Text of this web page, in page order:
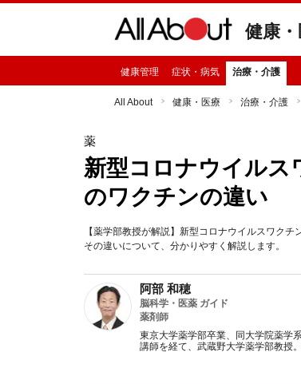
健康
健康管理 症状・病気 治療・介護
All About 健康・医療 治療・介護
薬
新型コロナウイル
のワクチンの違い
【薬学部教授が解説】新型コロナウイルスワク
その違いについて、分かりやすく解説します。
阿部 和穂
脳科学・医薬 ガイド
薬剤師
東京大学薬学部卒業、同大学院薬学
講師を経て、武蔵野大学薬学部教授